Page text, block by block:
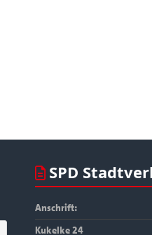
SPD
Anschrift:
Kukelke 24